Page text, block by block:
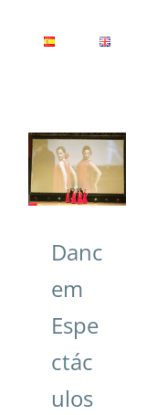
Dancem
para
más de
mil
parejas
chinos
en
Madrid
Danc
em
Espe
ctác
ulos